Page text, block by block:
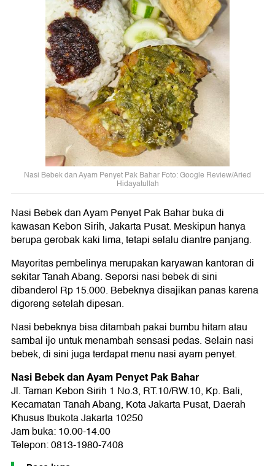
Nasi Bebek dan Ayam Penyet Pak Bahar Foto: Google Review/Aried
Hidayatullah
Nasi Bebek dan Ayam Penyet Pak Bahar buka di
kawasan Kebon Sirih, Jakarta Pusat. Meskipun hanya
berupa gerobak kaki lima, tetapi selalu diantre panjang.
Mayoritas pembelinya merupakan karyawan kantoran di
sekitar Tanah Abang. Seporsi nasi bebek di sini
dibanderol Rp 15.000. Bebeknya disajikan panas karena
digoreng setelah dipesan.
Nasi bebeknya bisa ditambah pakai bumbu hitam atau
sambal ijo untuk menambah sensasi pedas. Selain nasi
bebek, di sini juga terdapat menu nasi ayam penyet.
Nasi Bebek dan Ayam Penyet Pak Bahar
Jl. Taman Kebon Sirih 1 No.3, RT.10/RW.10, Kp. Bali,
Kecamatan Tanah Abang, Kota Jakarta Pusat, Daerah
Khusus Ibukota Jakarta 10250
Jam buka: 10.00-14.00
Telepon: 0813-1980-7408